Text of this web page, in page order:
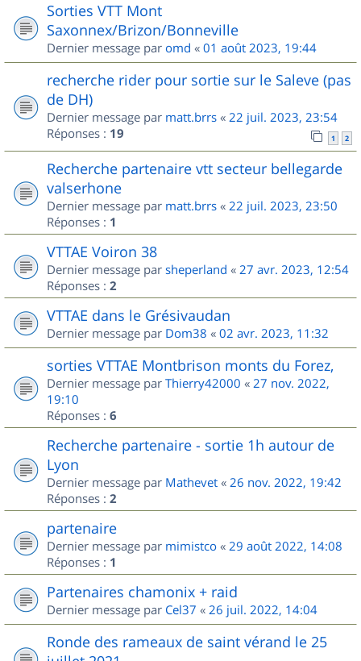
Sorties VTT Mont
Saxonnex/Brizon/Bonneville
Dernier message par omd « 01 août 2023, 19:44
recherche rider pour sortie sur le Saleve (pas
de DH)
Dernier message par matt.brrs « 22 juil. 2023, 23:54
Réponses : 19 1 2
Recherche partenaire vtt secteur bellegarde
valserhone
Dernier message par matt.brrs « 22 juil. 2023, 23:50
Réponses : 1
VTTAE Voiron 38
Dernier message par sheperland « 27 avr. 2023, 12:54
Réponses : 2
VTTAE dans le Grésivaudan
Dernier message par Dom38 « 02 avr. 2023, 11:32
sorties VTTAE Montbrison monts du Forez,
Dernier message par Thierry42000 « 27 nov. 2022,
19:10
Réponses : 6
Recherche partenaire - sortie 1h autour de
Lyon
Dernier message par Mathevet « 26 nov. 2022, 19:42
Réponses : 2
partenaire
Dernier message par mimistco « 29 août 2022, 14:08
Réponses : 1
Partenaires chamonix + raid
Dernier message par Cel37 « 26 juil. 2022, 14:04
Ronde des rameaux de saint vérand le 25